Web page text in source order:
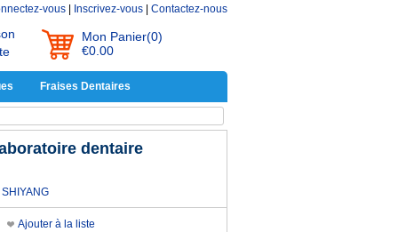
vous Inscrivez-vous Contactez-nous
Mon Panier(0)
€0.00
Fraises Dentaires
dentaire
SHIYANG
Ajouter à la liste